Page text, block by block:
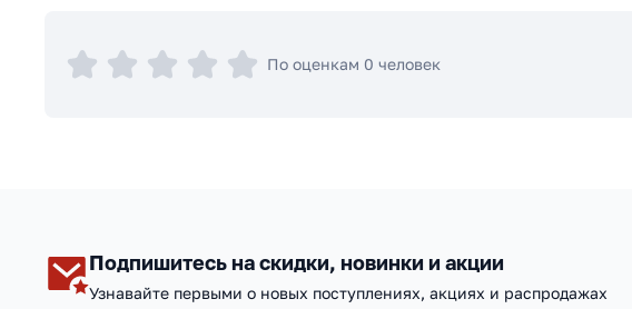
По оценкам 0 человек
Подпишитесь на скидки, новинки и акции
Узнавайте первыми о новых поступлениях, акциях и распродажах